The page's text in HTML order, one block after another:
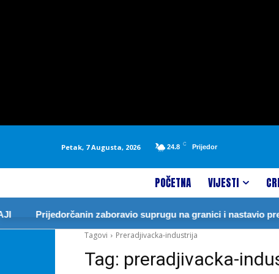
Petak, 7 Augusta, 2026 24.8 C Prijedor
POČETNA VIJESTI
Prijedorčanin zaboravio suprugu na granici i nastavio
Tagovi
Preradjivacka-industrija
Tag: preradjivacka-